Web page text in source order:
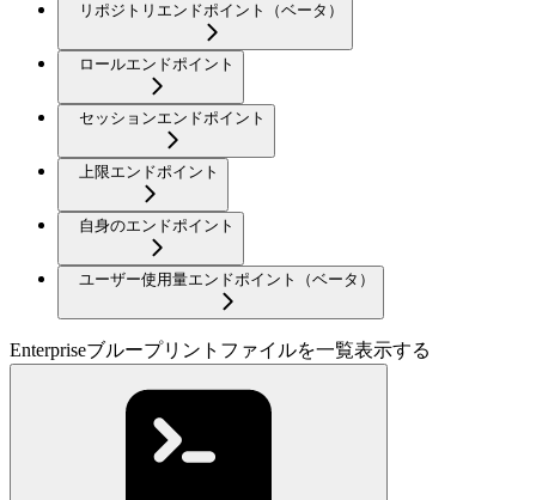
リポジトリエンドポイント（ベータ）
ロールエンドポイント
セッションエンドポイント
上限エンドポイント
自身のエンドポイント
ユーザー使用量エンドポイント（ベータ）
Enterpriseブループリントファイルを一覧表示する